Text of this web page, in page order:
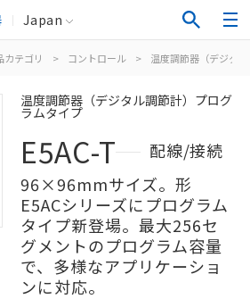
Japan
カテゴリ > コントロール > 温度調節器（デジタ
温度調節器（デジタル調節計）プログ
ラムタイプ
E5AC-T
配線/接続
96×96mmサイズ。形
E5ACシリーズにプログラム
タイプ新登場。最大256セ
グメントのプログラム容量
で、多様なアプリケーショ
ンに対応。